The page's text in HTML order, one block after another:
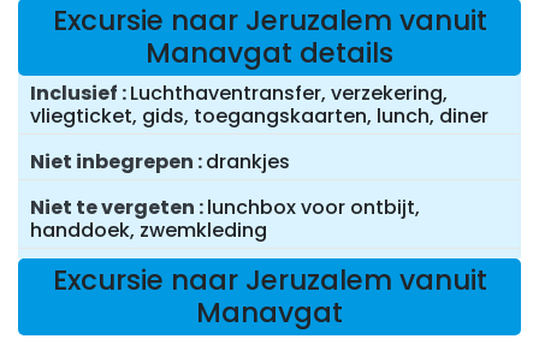
Excursie naar Jeruzalem vanuit
Manavgat details
Inclusief Luchthaventransfer, verzekering,
vliegticket, gids, toegangskaarten, lunch, diner
Niet inbegrepen drankjes
Niet te vergeten lunchbox voor ontbijt,
handdoek, zwemkleding
Excursie naar Jeruzalem vanuit
Manavgat